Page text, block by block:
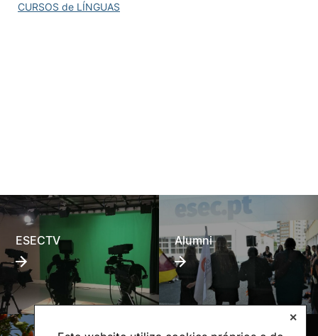
✕
CURSOS de LÍNGUAS
ESECTV Alumni